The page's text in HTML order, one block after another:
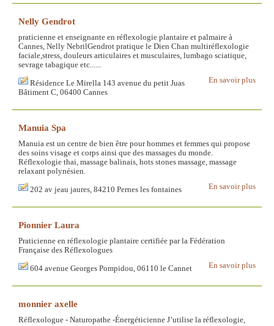
Nelly Gendrot
praticienne et enseignante en réflexologie plantaire et palmaire à
Cannes, Nelly NebrilGendrot pratique le Dien Chan multiréflexologie
faciale,stress, douleurs articulaires et musculaires, lumbago sciatique,
sevrage tabagique etc......
En savoir plus
Résidence Le Mirella 143 avenue du petit Juas
Bâtiment C, 06400 Cannes
Manuia Spa
Manuia est un centre de bien être pour hommes et femmes qui propose
des soins visage et corps ainsi que des massages du monde.
Réflexologie thai, massage balinais, hots stones massage, massage
relaxant polynésien.
En savoir plus
202 av jeau jaures, 84210 Pernes les fontaines
Pionnier Laura
Praticienne en réflexologie plantaire certifiée par la Fédération
Française des Réflexologues
En savoir plus
604 avenue Georges Pompidou, 06110 le Cannet
monnier axelle
Réflexologue - Naturopathe -Énergéticienne J’utilise la réflexologie,